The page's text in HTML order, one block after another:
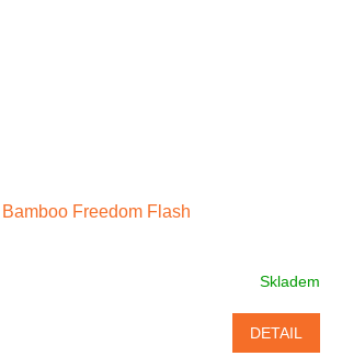
Bamboo Freedom Flash
Skladem
DETAIL